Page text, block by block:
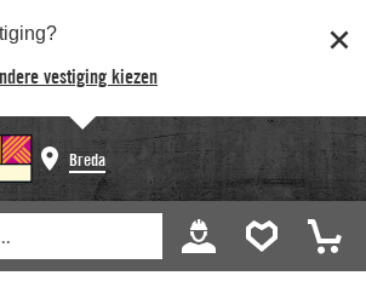
vestiging kiezen
Breda